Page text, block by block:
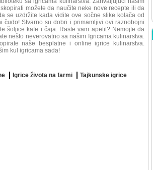
možete da naučite neke nove recepte ili da
se uzdržite kada vidite ove sočne slike kolača od
čudo! Stvarno su dobri i primamljivi ovi raznobojni
šoljice kafe i čaja. Raste vam apetit? Nemojte da
nešto neverovatno sa našim Igricama kulinarstva.
naše besplatne i online igrice kulinarstva.
kul igricama sada!
Igrice života na farmi Tajkunske igrice